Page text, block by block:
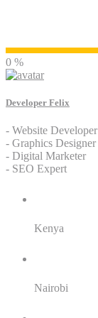
0 %
Developer Felix
- Website Developer
- Graphics Designer
- Digital Marketer
- SEO Expert
Kenya
Nairobi